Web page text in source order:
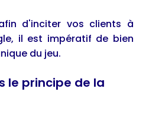
d'inciter vos clients à
il est impératif de bien
du jeu.
le principe de la